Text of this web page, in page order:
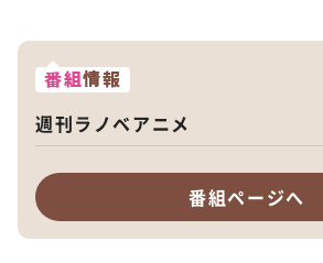
番組情報
週刊ラノベアニメ
番組ページへ